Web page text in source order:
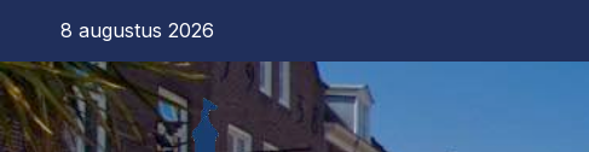
8 augustus 2026